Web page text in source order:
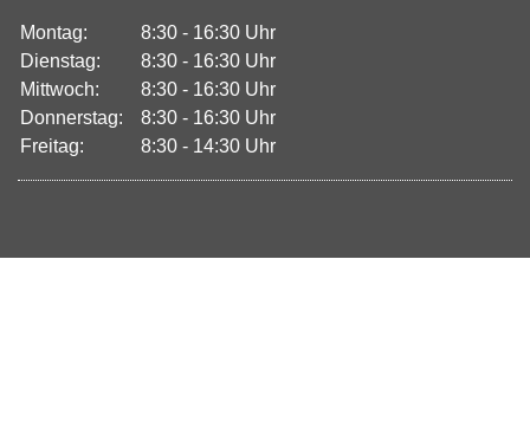
Montag:
8:30 - 16:30 Uhr
Dienstag:
8:30 - 16:30 Uhr
Mittwoch:
8:30 - 16:30 Uhr
Donnerstag:
8:30 - 16:30 Uhr
Freitag:
8:30 - 14:30 Uhr